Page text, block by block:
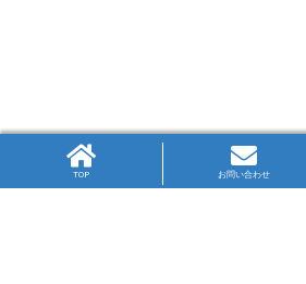
TOP お問い合わせ